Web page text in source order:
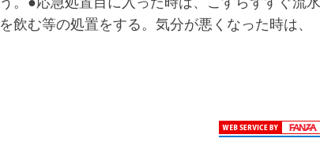
む等の処置をする。気分が悪くなった時は、